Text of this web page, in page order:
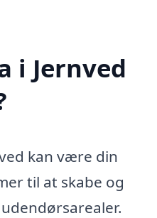
i Jernved
kan være din
til at skabe og